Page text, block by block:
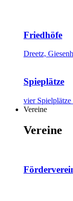
Friedhöfe
Dreetz,
Spieplätze
vier
Vereine
Vereine